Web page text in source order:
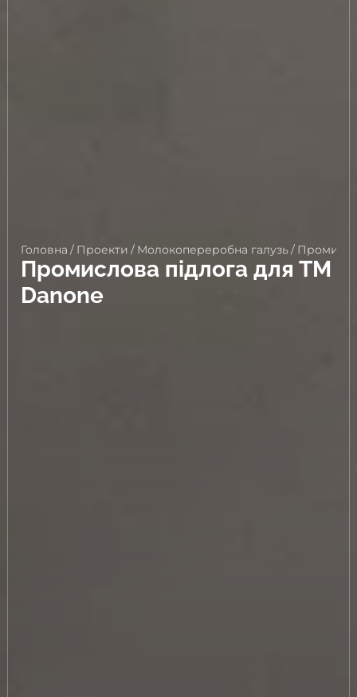
Головна / Проекти / Молокопереробна галузь/
Промислова підлога для ТM
Danone